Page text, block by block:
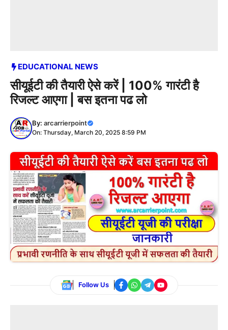
EDUCATIONAL NEWS
सीयूईटी की तैयारी ऐसे करें | 100% गारंटी है
रिजल्ट आएगा | बस इतना पढ लो
By: arcarrierpoint
On: Thursday, March 20, 2025 8:59 PM
Follow Us